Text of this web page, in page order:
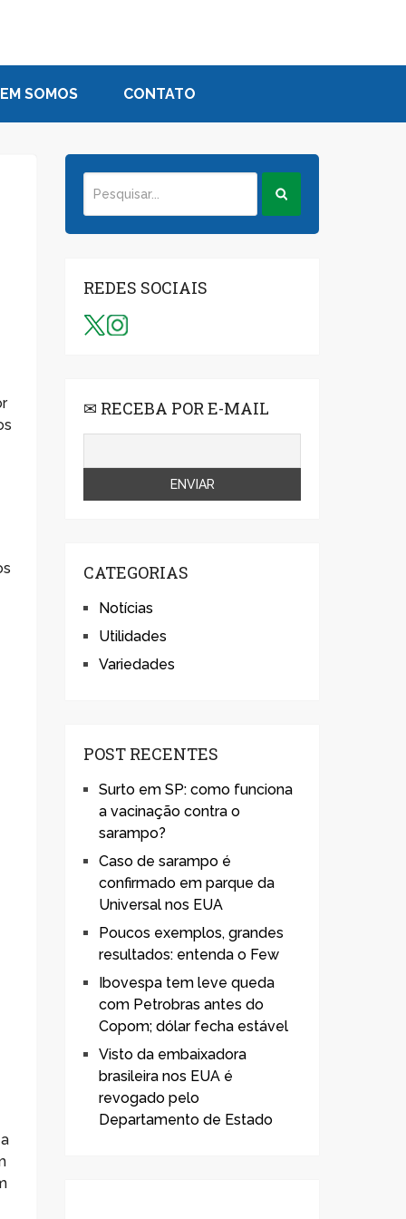
SOMOS CONTATO
REDES SOCIAIS
✉ RECEBA POR E-MAIL
CATEGORIAS
Notícias
Utilidades
Variedades
POST RECENTES
Surto em SP: como funciona
a vacinação contra o
sarampo?
Caso de sarampo é
confirmado em parque da
Universal nos EUA
Poucos exemplos, grandes
resultados: entenda o Few
Ibovespa tem leve queda
com Petrobras antes do
Copom; dólar fecha estável
Visto da embaixadora
brasileira nos EUA é
revogado pelo
Departamento de Estado